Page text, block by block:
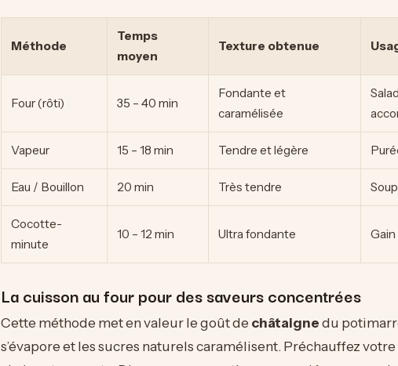
Méthode
Temps
moyen
Texture obtenue
Four (rôti) 35 – 40 min
Fondante et
caramélisée
Vapeur 15 – 18 min Tendre et légère
Eau / Bouillon 20 min Très tendre
Cocotte-
minute
10 – 12 min Ultra fondante
La cuisson au four pour des saveurs concentrées
Cette méthode met en valeur le goût de châtaignedu
s’évapore et les sucres naturels caramélisent. Préchauffez votre